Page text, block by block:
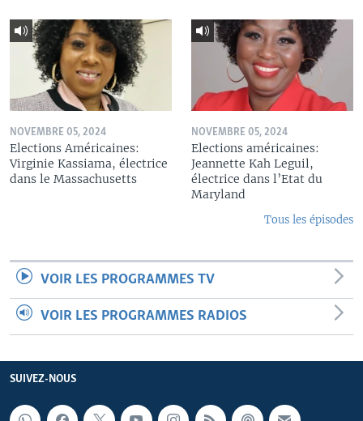
NOVEMBRE 05, 2024
Elections Américaines:
Virginie Kassiama, électrice
dans le Massachusetts
NOVEMBRE 05, 2024
Elections américaines:
Jeannette Kah Leguil,
électrice dans l’Etat du
Maryland
Tous les épisodes
VOIR LES PROGRAMMES TV
VOIR LES PROGRAMMES RADIOS
SUIVEZ-NOUS